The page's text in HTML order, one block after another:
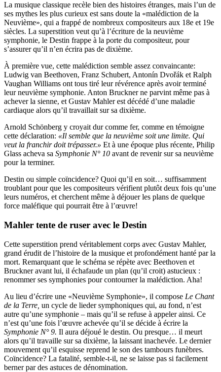
La musique classique recèle bien des histoires étranges, mais l’un de
ses mythes les plus curieux est sans doute la «malédiction de la
Neuvième», qui a frappé de nombreux compositeurs aux 18e et 19e
siècles. La superstition veut qu’à l’écriture de la neuvième
symphonie, le Destin frappe à la porte du compositeur, pour
s’assurer qu’il n’en écrira pas de dixième.
À première vue, cette malédiction semble assez convaincante:
Ludwig van Beethoven, Franz Schubert, Antonín Dvořák et Ralph
Vaughan Williams ont tous tiré leur révérence après avoir terminé
leur neuvième symphonie. Anton Bruckner ne parvint même pas à
achever la sienne, et Gustav Mahler est décédé d’une maladie
cardiaque alors qu’il travaillait sur sa dixième.
Arnold Schönberg y croyait dur comme fer, comme en témoigne
cette déclaration: «Il semble que la neuvième soit une limite. Qui
veut la franchir doit trépasser.» Et à une époque plus récente, Philip
Glass acheva sa Symphonie N° 10 avant de revenir sur sa neuvième
pour la terminer.
Destin ou simple coïncidence? Quoi qu’il en soit… suffisamment
troublant pour que les compositeurs vérifient plutôt deux fois qu’une
leurs numéros, et cherchent même à déjouer les plans de quelque
force maléfique qui pourrait être à l’œuvre!
Mahler tente de ruser avec le Destin
Cette superstition prend véritablement corps avec Gustav Mahler,
grand érudit de l’histoire de la musique et profondément hanté par la
mort. Remarquant que le schéma se répète avec Beethoven et
Bruckner avant lui, il échafaude un plan (qu’il croit) astucieux :
renommer ses symphonies pour contourner la malédiction. Aha!
Au lieu d’écrire une «Neuvième Symphonie», il compose Le Chant
de la Terre, un cycle de lieder symphoniques qui, au fond, n’est
autre qu’une symphonie – mais qu’il se refuse à appeler ainsi. Ce
n’est qu’une fois l’œuvre achevée qu’il se décide à écrire la
Symphonie N° 9. Il aura déjoué le destin. Ou presque… il meurt
alors qu’il travaille sur sa dixième, la laissant inachevée. Le dernier
mouvement qu’il esquisse reprend le son des tambours funèbres.
Coïncidence? La fatalité, semble-t-il, ne se laisse pas si facilement
berner par des astuces de dénomination.